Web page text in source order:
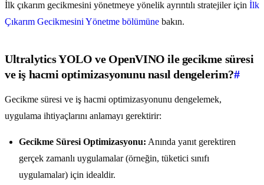
İlk çıkarım gecikmesini yönetmeye yönelik ayrıntılı stratejiler için İlk
Çıkarım Gecikmesini Yönetme bölümüne bakın.
Ultralytics YOLO ve OpenVINO ile gecikme süresi
ve iş hacmi optimizasyonunu nasıl dengelerim?#
Gecikme süresi ve iş hacmi optimizasyonunu dengelemek,
uygulama ihtiyaçlarını anlamayı gerektirir:
Gecikme Süresi Optimizasyonu: Anında yanıt gerektiren
gerçek zamanlı uygulamalar (örneğin, tüketici sınıfı
uygulamalar) için idealdir.